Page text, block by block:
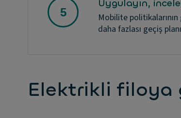
Uygulayın,
Mobilite
daha fazlası geçiş
Elektrikli filoya